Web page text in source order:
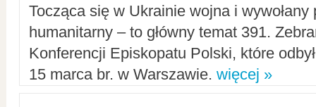
Tocząca się w Ukrainie wojna i
humanitarny – to główny temat 391.
Konferencji Episkopatu Polski, które
15 marca br. w Warszawie. więcej »